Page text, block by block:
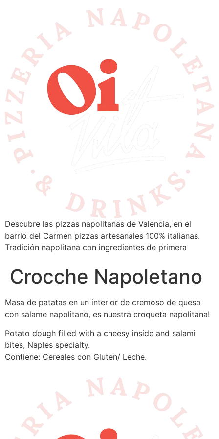
Descubre las pizzas napolitanas de Valencia, en el
barrio del Carmen pizzas artesanales 100% italianas.
Tradición napolitana con ingredientes de primera
Crocche Napoletano
Masa de patatas en un interior de cremoso de queso
con salame napolitano, es nuestra croqueta napolitana!
Potato dough filled with a cheesy inside and salami
bites, Naples specialty.
Contiene: Cereales con Gluten/ Leche.